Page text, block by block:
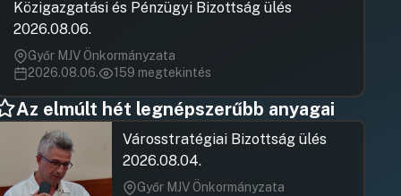
szerződések
UGRÁS A NAPIREND ELEJÉRE
fejlesztése
HozzászólásokUgrás a napirendi pontra
19 19.Felnőtt háziorvosi ügyeletei feladatok ellátása
Hozzászólások Ugrás a napirendi pontra
20CERV-2022.-CHILD citizens projekt
Közigazgatási és Pénzügyi Bizottság ülés
2026.08.06.
Győr MJV Önkormányzata
2026.08.06.
159 megtekintés
Az elmúlt hét legnépszerűbb anyagai
Városstratégiai Bizottság ülés
2026.08.04.
Győr MJV Önkormányzata